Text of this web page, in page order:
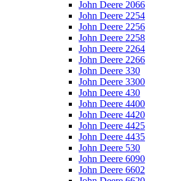
John Deere 2066
John Deere 2254
John Deere 2256
John Deere 2258
John Deere 2264
John Deere 2266
John Deere 330
John Deere 3300
John Deere 430
John Deere 4400
John Deere 4420
John Deere 4425
John Deere 4435
John Deere 530
John Deere 6090
John Deere 6602